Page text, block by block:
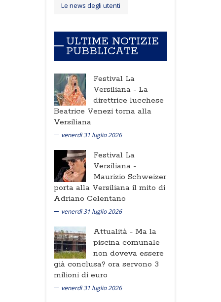
Le news degli utenti
ULTIME NOTIZIE
PUBBLICATE
Festival La
Versiliana - La
direttrice lucchese
Beatrice Venezi torna alla
Versiliana
venerdì 31 luglio 2026
Festival La
Versiliana -
Maurizio Schweizer
porta alla Versiliana il mito di
Adriano Celentano
venerdì 31 luglio 2026
Attualità - Ma la
piscina comunale
non doveva essere
già conclusa? ora servono 3
milioni di euro
venerdì 31 luglio 2026